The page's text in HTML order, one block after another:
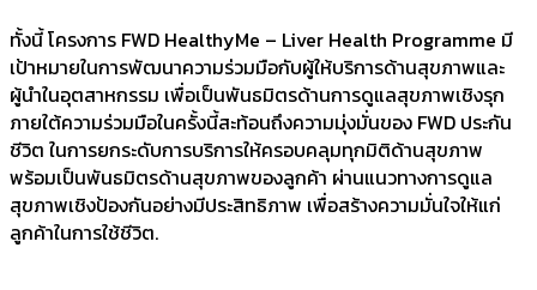
ทั้งนี้ โครงการ FWD HealthyMe – Liver Health Programme มี
เป้าหมายในการพัฒนาความร่วมมือกับผู้ให้บริการด้านสุขภาพและ
ผู้นำในอุตสาหกรรม เพื่อเป็นพันธมิตรด้านการดูแลสุขภาพเชิงรุก
ภายใต้ความร่วมมือในครั้งนี้สะท้อนถึงความมุ่งมั่นของ FWD ประกัน
ชีวิต ในการยกระดับการบริการให้ครอบคลุมทุกมิติด้านสุขภาพ
พร้อมเป็นพันธมิตรด้านสุขภาพของลูกค้า ผ่านแนวทางการดูแล
สุขภาพเชิงป้องกันอย่างมีประสิทธิภาพ เพื่อสร้างความมั่นใจให้แก่
ลูกค้าในการใช้ชีวิต.